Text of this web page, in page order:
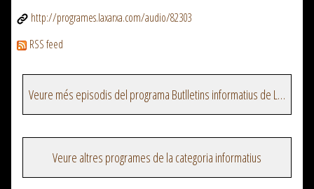
http://programes.laxarxa.com/audio/82303
RSS feed
Veure més episodis del programa Butlletins informatius de La Xarxa
Veure altres programes de la categoria informatius